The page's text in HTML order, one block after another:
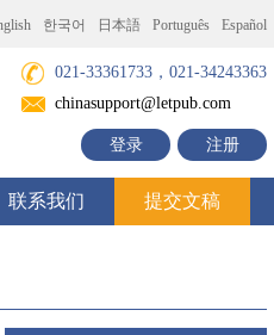
한국어 日本語 Português Español
021-33361733，021-34243363
chinasupport@letpub.com
登录 注册
联系我们 提交文稿